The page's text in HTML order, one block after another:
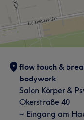
flow touch &
bodywork
Salon Körper &
Okerstraße 40
~ Eingang am